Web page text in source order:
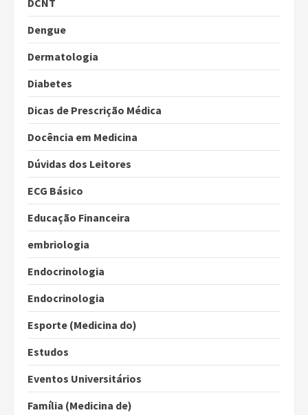
DCNT
Dengue
Dermatologia
Diabetes
Dicas de Prescrição Médica
Docência em Medicina
Dúvidas dos Leitores
ECG Básico
Educação Financeira
embriologia
Endocrinologia
Endocrinologia
Esporte (Medicina do)
Estudos
Eventos Universitários
Família (Medicina de)